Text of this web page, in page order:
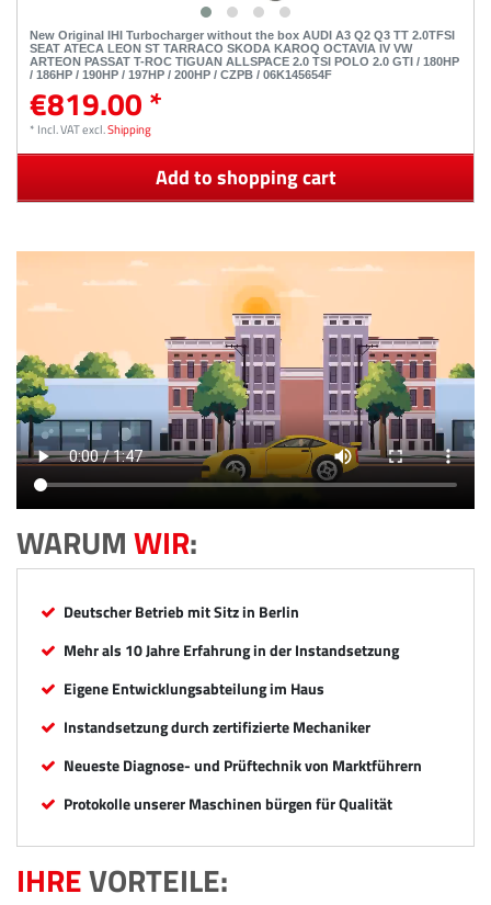
New Original IHI Turbocharger without the box AUDI A3 Q2 Q3 TT 2.0TFSI
SEAT ATECA LEON ST TARRACO SKODA KAROQ OCTAVIA IV VW
ARTEON PASSAT T-ROC TIGUAN ALLSPACE 2.0 TSI POLO 2.0 GTI / 180HP
/ 186HP / 190HP / 197HP / 200HP / CZPB / 06K145654F
€819.00 *
* Incl. VATexcl.Shipping
Add to shopping cart
WARUMWIR:
Deutscher Betrieb mit Sitz in Berlin
Mehr als 10 Jahre Erfahrung in der Instandsetzung
Eigene Entwicklungsabteilung im Haus
Instandsetzung durch zertifizierte Mechaniker
Neueste Diagnose- und Prüftechnik von Marktführern
Protokolle unserer Maschinen bürgen für Qualität
IHREVORTEILE: